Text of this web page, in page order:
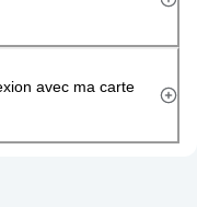
avec ma carte